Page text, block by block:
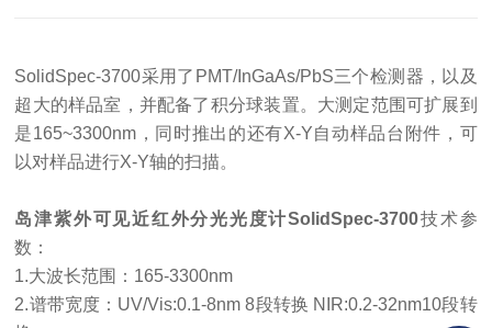
SolidSpec-3700采用了PMT/InGaAs/PbS三个检测器，以及
超大的样品室，并配备了积分球装置。大测定范围可扩展到
是165~3300nm，同时推出的还有X-Y自动样品台附件，可
以对样品进行X-Y轴的扫描。
岛津紫外可见近红外分光光度计SolidSpec-3700技术参
数：
1.大波长范围：165-3300nm
2.谱带宽度：UV/Vis:0.1-8nm 8段转换 NIR:0.2-32nm10段转